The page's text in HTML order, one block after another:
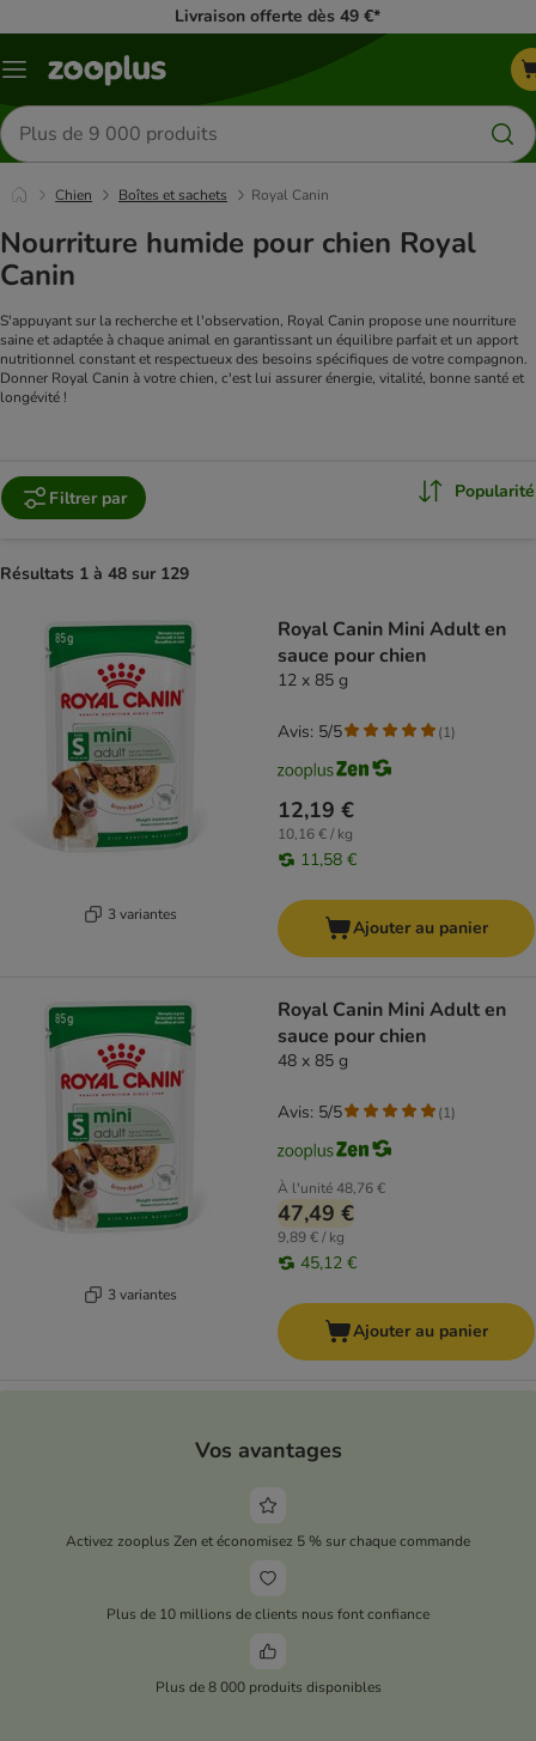
Livraison offerte dès 49 €*
Menu
Rechercher
des
produits
Chien Boîtes et sachets Royal Canin
Nourriture humide pour chien Royal
Canin
S'appuyant sur la recherche et l'observation, Royal Canin propose une nourriture
saine et adaptée à chaque animal en garantissant un équilibre parfait et un apport
nutritionnel constant et respectueux des besoins spécifiques de votre compagnon.
Donner Royal Canin à votre chien, c'est lui assurer énergie, vitalité, bonne santé et
longévité !
Filtrer par Popularité
Résultats 1 à 48 sur 129
3 variantes
Royal Canin Mini Adult en
sauce pour chien
12 x 85 g
12,19 €
10,16 € / kg
11,58 €
Avis: 5/5 (1)
Ajouter au panier
3 variantes
Royal Canin Mini Adult en
sauce pour chien
48 x 85 g
À l'unité48,76 €
47,49 €
9,89 € / kg
45,12 €
Avis: 5/5 (1)
Ajouter au panier
Vos avantages
Activez zooplus Zen et économisez 5 % sur chaque commande
Plus de 10 millions de clients nous font confiance
Plus de 8 000 produits disponibles